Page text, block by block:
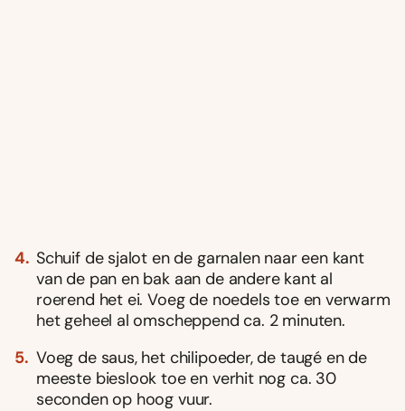
Schuif de sjalot en de garnalen naar een kant
van de pan en bak aan de andere kant al
roerend het ei. Voeg de noedels toe en verwarm
het geheel al omscheppend ca. 2 minuten.
Voeg de saus, het chilipoeder, de taugé en de
meeste bieslook toe en verhit nog ca. 30
seconden op hoog vuur.